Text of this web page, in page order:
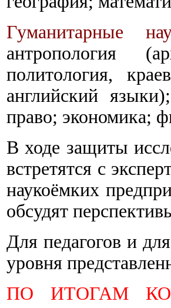
Гуманитарные
антропология
политология,
английский
право; экономика;
В ходе защиты
встретятся с
наукоёмких
обсудят
Для педагогов и
уровня
ПО ИТОГАМ